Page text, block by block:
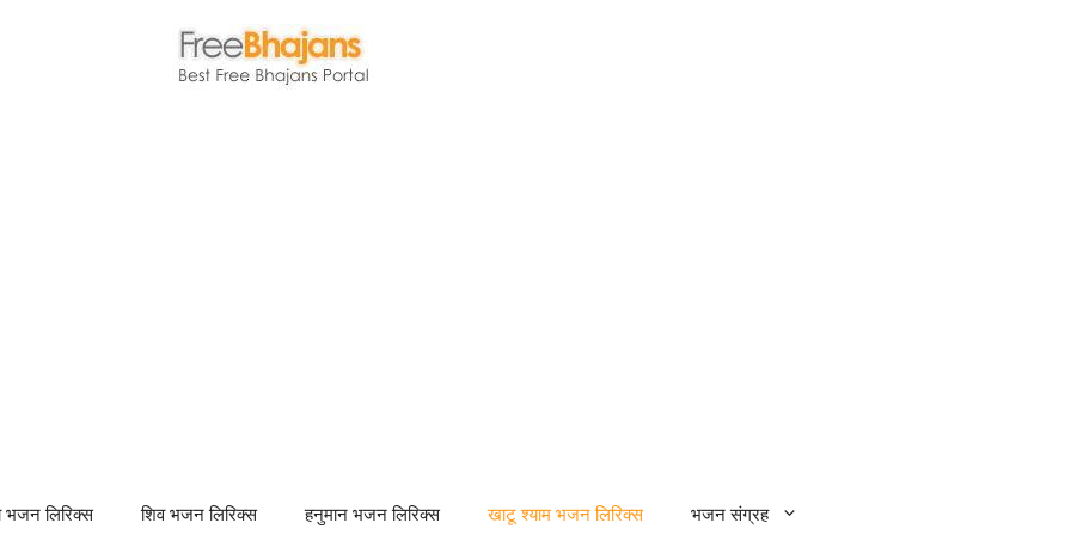
भजन लिरिक्स शिव भजन लिरिक्स हनुमान भजन लिरिक्स खाटू श्याम भजन लिरिक्स भजन संग्रह